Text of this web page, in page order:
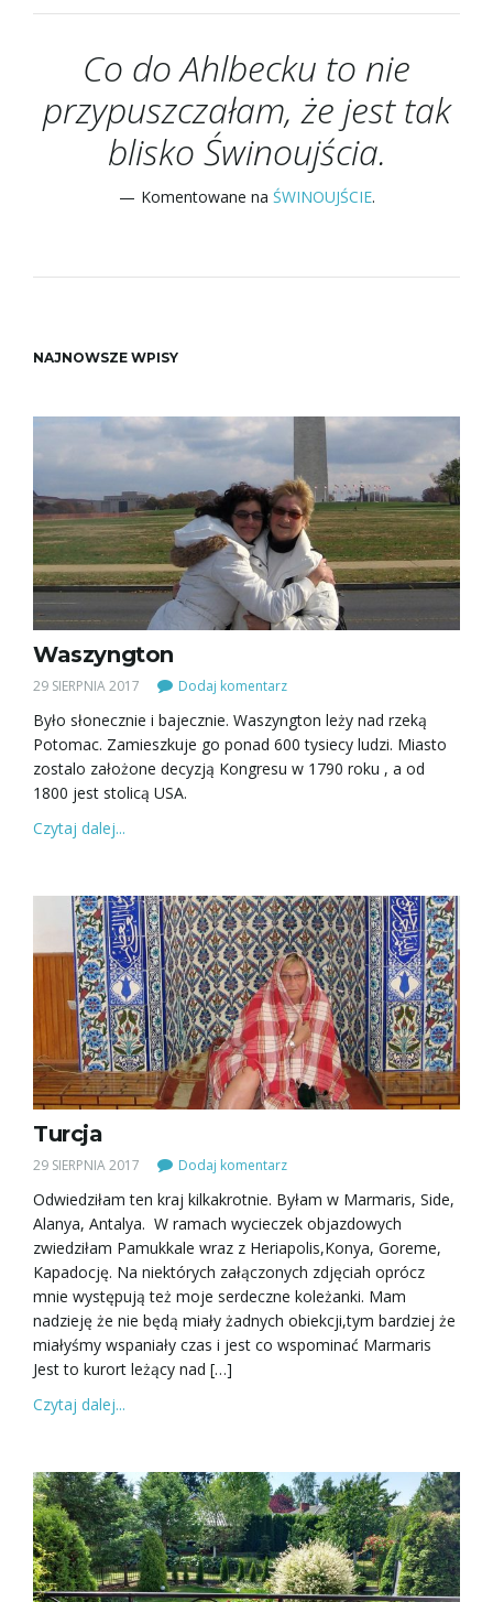
Co do Ahlbecku to nie
przypuszczałam, że jest tak
blisko Świnoujścia.
Komentowane na ŚWINOUJŚCIE.
NAJNOWSZE WPISY
Waszyngton
29 SIERPNIA 2017 Dodaj komentarz
Było słonecznie i bajecznie. Waszyngton leży nad rzeką
Potomac. Zamieszkuje go ponad 600 tysiecy ludzi. Miasto
zostalo założone decyzją Kongresu w 1790 roku , a od
1800 jest stolicą USA.
Czytaj dalej...
Turcja
29 SIERPNIA 2017 Dodaj komentarz
Odwiedziłam ten kraj kilkakrotnie. Byłam w Marmaris, Side,
Alanya, Antalya. W ramach wycieczek objazdowych
zwiedziłam Pamukkale wraz z Heriapolis,Konya, Goreme,
Kapadocję. Na niektórych załączonych zdjęciah oprócz
mnie występują też moje serdeczne koleżanki. Mam
nadzieję że nie będą miały żadnych obiekcji,tym bardziej że
miałyśmy wspaniały czas i jest co wspominać Marmaris
Jest to kurort leżący nad […]
Czytaj dalej...